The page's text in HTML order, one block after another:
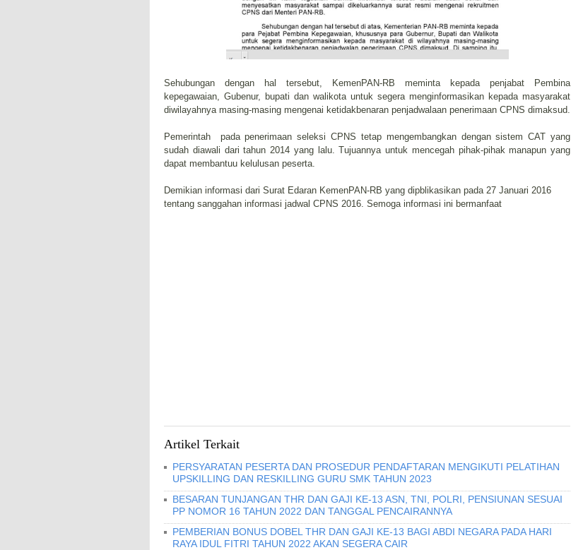
Sehubungan dengan hal tersebut, KemenPAN-RB meminta kepada penjabat Pembina
kepegawaian, Gubenur, bupati dan walikota untuk segera menginformasikan kepada masyarakat
diwilayahnya masing-masing mengenai ketidakbenaran penjadwalaan penerimaan CPNS dimaksud.
Pemerintah pada penerimaan seleksi CPNS tetap mengembangkan dengan sistem CAT yang
sudah diawali dari tahun 2014 yang lalu. Tujuannya untuk mencegah pihak-pihak manapun yang
dapat membantuu kelulusan peserta.
Demikian informasi dari Surat Edaran KemenPAN-RB yang dipblikasikan pada 27 Januari 2016
tentang sanggahan informasi jadwal CPNS 2016. Semoga informasi ini bermanfaat
Artikel Terkait
PERSYARATAN PESERTA DAN PROSEDUR PENDAFTARAN MENGIKUTI PELATIHAN
UPSKILLING DAN RESKILLING GURU SMK TAHUN 2023
BESARAN TUNJANGAN THR DAN GAJI KE-13 ASN, TNI, POLRI, PENSIUNAN SESUAI
PP NOMOR 16 TAHUN 2022 DAN TANGGAL PENCAIRANNYA
PEMBERIAN BONUS DOBEL THR DAN GAJI KE-13 BAGI ABDI NEGARA PADA HARI
RAYA IDUL FITRI TAHUN 2022 AKAN SEGERA CAIR